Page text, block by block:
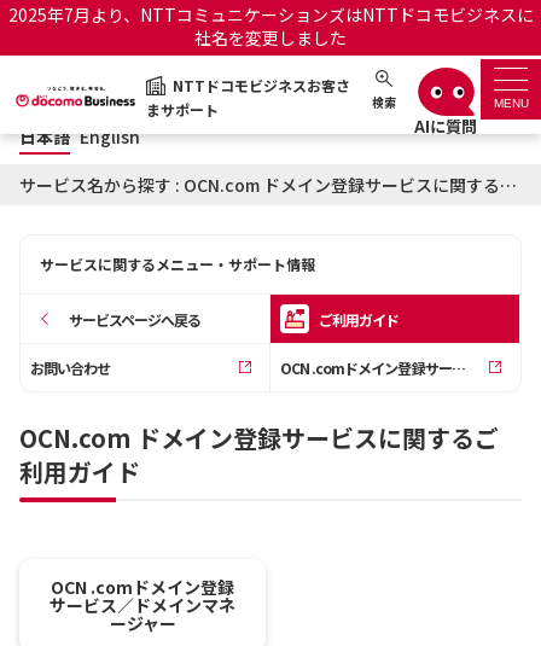
2025年7月より、NTTコミュニケーションズはNTTドコモビジネスに
社名を変更しました
NTTドコモビジネスお客さ
まサポート
検索 MENU
NTTドコモビジネスお客さまサポート 日本語 English
サポートトップ
お知らせ サポートサイトの使い方
OCNのお客さまはこちら
ビス
オフィシャルサイト
日本語 English
サービス名から探す : OCN.com ドメイン登録サービスに関するご利用ガイド
サービスに関するメニュー・サポート情報
サービスページへ戻る ご利用ガイド
お問い合わせ OCN .comドメイン登録サービス／ドメインマネージャー
OCN.com ドメイン登録サービスに関するご
利用ガイド
OCN .comドメイン登録
サービス／ドメインマネ
ージャー